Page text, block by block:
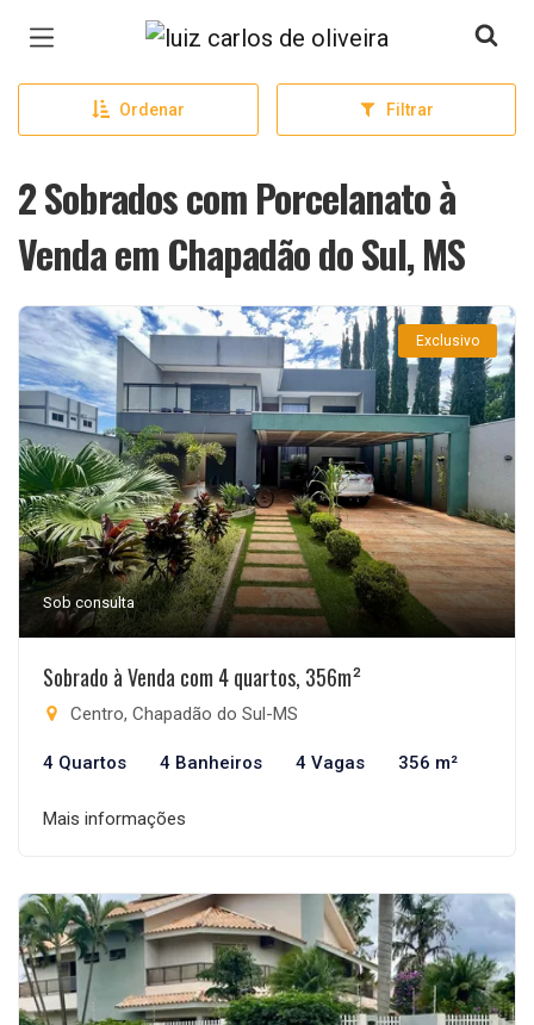
Página inicial
Ordenar Filtrar
2 Sobrados com Porcelanato à
Venda em Chapadão do Sul, MS
Exclusivo
Sob consulta
Sobrado à Venda com 4 quartos, 356m²
Centro, Chapadão do Sul-MS
4 Quartos 4 Banheiros 4 Vagas 356 m²
Mais informações